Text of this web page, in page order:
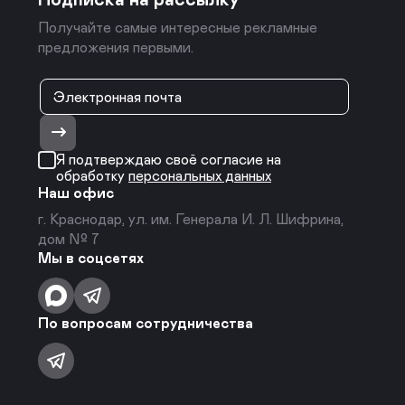
Получайте самые интересные рекламные
предложения первыми.
Я подтверждаю своё согласие на
обработку персональных данных
Наш офис
г. Краснодар, ул. им. Генерала И. Л. Шифрина,
дом № 7
Мы в соцсетях
По вопросам сотрудничества